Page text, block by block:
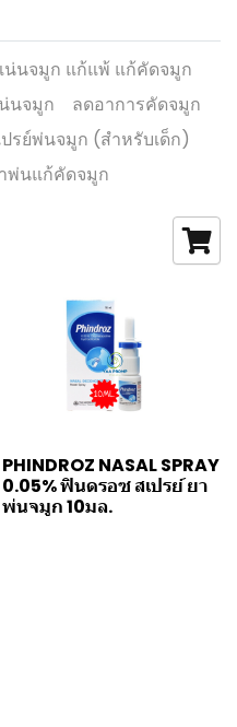
น่นจมูก แก้แพ้ แก้คัดจมูก
นจมูก
ลดอาการคัดจมูก
รย์พ่นจมูก (สำหรับเด็ก)
พ่นแก้คัดจมูก
PHINDROZ NASAL SPRAY
0.05% ฟินดรอซ สเปรย์ ยา
พ่นจมูก 10มล.